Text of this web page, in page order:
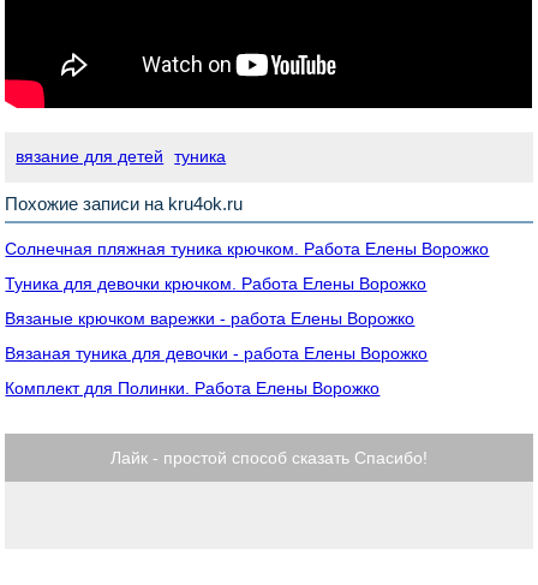
вязание для детей туника
Похожие записи на kru4ok.ru
Солнечная пляжная туника крючком. Работа Елены Ворожко
Туника для девочки крючком. Работа Елены Ворожко
Вязаные крючком варежки - работа Елены Ворожко
Вязаная туника для девочки - работа Елены Ворожко
Комплект для Полинки. Работа Елены Ворожко
Лайк - простой способ сказать Спасибо!